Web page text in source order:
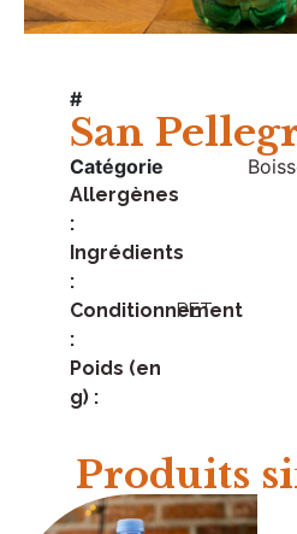
#
San
Catégorie
Allergènes
:
Ingrédients
:
Conditionnement
:
PET
Poids (en
g) :
Produits